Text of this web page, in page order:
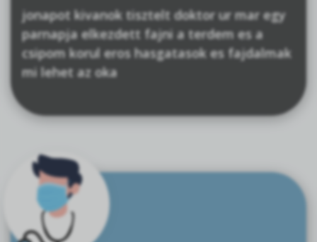
jonapot kivanok tisztelt doktor ur mar egy
parnapja elkezdett fajni a terdem es a
csipom korul eros hasgatasok es fajdalmak
mi lehet az oka